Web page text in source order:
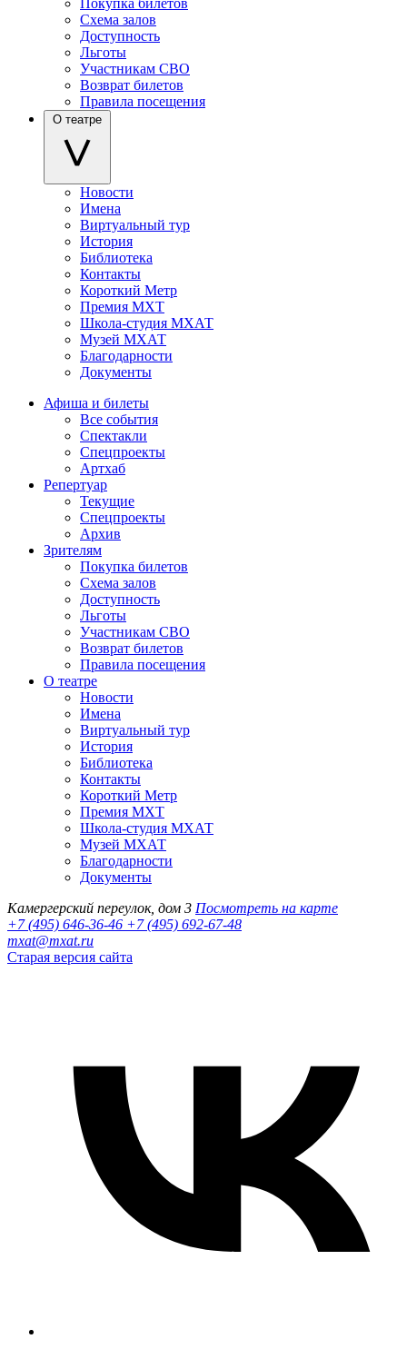
Покупка билетов
Схема залов
Доступность
Льготы
Участникам СВО
Возврат билетов
Правила посещения
О театре
Новости
Имена
Виртуальный тур
История
Библиотека
Контакты
Короткий Метр
Премия МХТ
Школа-студия МХАТ
Музей МХАТ
Благодарности
Документы
Афиша и билеты
Все события
Спектакли
Спецпроекты
Артхаб
Репертуар
Текущие
Спецпроекты
Архив
Зрителям
Покупка билетов
Схема залов
Доступность
Льготы
Участникам СВО
Возврат билетов
Правила посещения
О театре
Новости
Имена
Виртуальный тур
История
Библиотека
Контакты
Короткий Метр
Премия МХТ
Школа-студия МХАТ
Музей МХАТ
Благодарности
Документы
Камергерский переулок, дом 3 Посмотреть на карте
+7 (495) 646-36-46 +7 (495) 692-67-48‬
mxat@mxat.ru
Старая версия сайта